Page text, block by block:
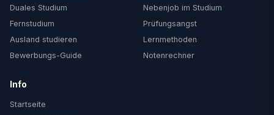
Duales Studium
Fernstudium
Ausland studieren
Bewerbungs-Guide
Nebenjob im Studium
Prüfungsangst
Lernmethoden
Notenrechner
Info
Startseite